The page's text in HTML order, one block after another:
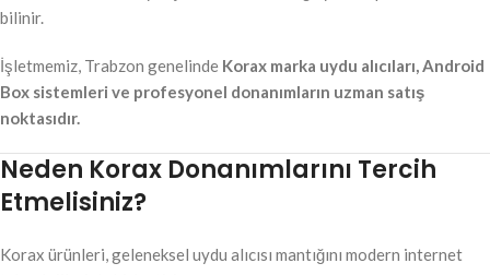
bilinir.
İşletmemiz, Trabzon genelinde Korax marka uydu alıcıları, Android
Box sistemleri ve profesyonel donanımların uzman satış
noktasıdır.
Neden Korax Donanımlarını Tercih
Etmelisiniz?
Korax ürünleri, geleneksel uydu alıcısı mantığını modern internet